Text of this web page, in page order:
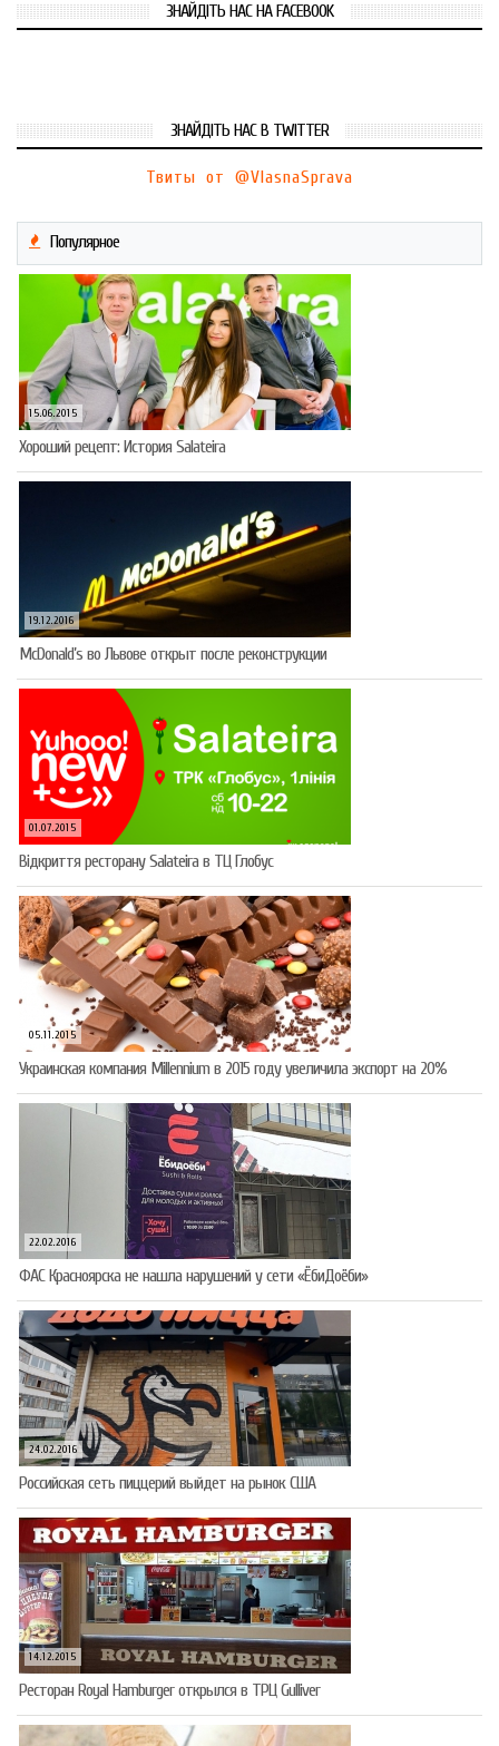
ЗНАЙДІТЬ НАС НА FACEBOOK
ЗНАЙДІТЬ НАС В TWITTER
Твиты от @VlasnaSprava
Популярное
15.06.2015
Хороший рецепт: История Salateira
19.12.2016
McDonald’s во Львове открыт после реконструкции
01.07.2015
Відкриття ресторану Salateirа в ТЦ Глобус
05.11.2015
Украинская компания Millennium в 2015 году увеличила экспорт на 20%
22.02.2016
ФАС Красноярска не нашла нарушений у сети «ЁбиДоёби»
24.02.2016
Российская сеть пиццерий выйдет на рынок США
14.12.2015
Ресторан Royal Hamburger открылся в ТРЦ Gulliver